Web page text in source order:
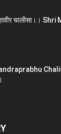
चालीसा।।